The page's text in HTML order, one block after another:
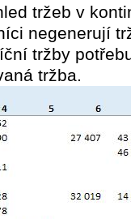
tržeb v
negenerují
tržby
tržba.